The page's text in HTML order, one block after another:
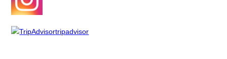
tripadvisor